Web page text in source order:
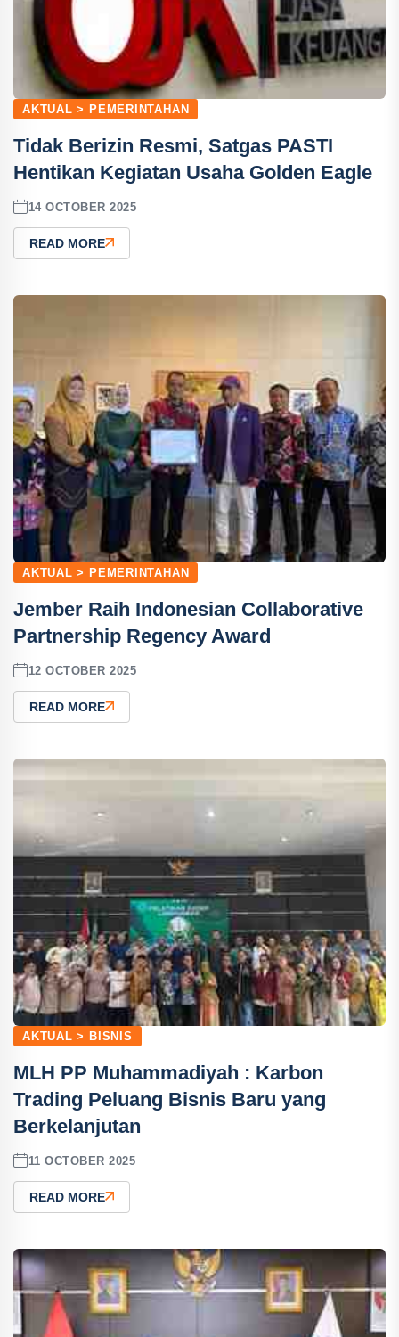
AKTUAL > PEMERINTAHAN
Tidak Berizin Resmi, Satgas PASTI
Hentikan Kegiatan Usaha Golden Eagle
14 OCTOBER 2025
READ MORE
AKTUAL > PEMERINTAHAN
Jember Raih Indonesian Collaborative
Partnership Regency Award
12 OCTOBER 2025
READ MORE
AKTUAL > BISNIS
MLH PP Muhammadiyah : Karbon
Trading Peluang Bisnis Baru yang
Berkelanjutan
11 OCTOBER 2025
READ MORE